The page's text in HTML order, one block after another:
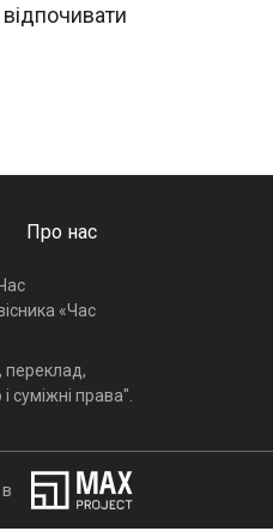
Про нас
«Час
переклад,
суміжні права".